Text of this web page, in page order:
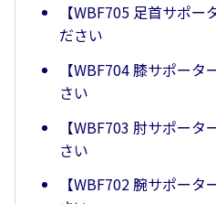
【WBF705 足首サポ
ださい
【WBF704 膝サポー
さい
【WBF703 肘サポー
さい
【WBF702 腕サポー